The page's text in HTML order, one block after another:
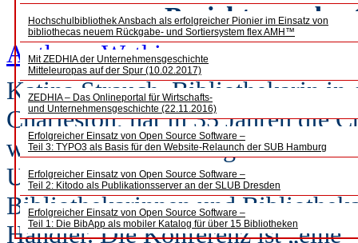
Hochschulbibliothek Ansbach als erfolgreicher Pionier im Einsatz von
bibliothecas neuem Rückgabe- und Sortiersystem flex AMH™
Mit ZEDHIA der Unternehmensgeschichte
Mitteleuropas auf der Spur (10.02.2017)
ZEDHIA – Das Onlineportal für Wirtschafts-
und Unternehmensgeschichte (22.11.2016)
Erfolgreicher Einsatz von Open Source Software –
Teil 3: TYPO3 als Basis für den Website-Relaunch der SUB Hamburg
Erfolgreicher Einsatz von Open Source Software –
Teil 2: Kitodo als Publikationsserver an der SLUB Dresden
Erfolgreicher Einsatz von Open Source Software –
Teil 1: Die BibApp als mobiler Katalog für über 15 Bibliotheken
Bericht von der
Anthony Watkinson
Katina Strauch, Bibliothekarin in
Charleston, hat in 35 Jahren die
was sie heute ist: die größte
USA. 2015 registrierten sich
Bibliothekarinnen und
Händler. Die Konferenz ist „eine